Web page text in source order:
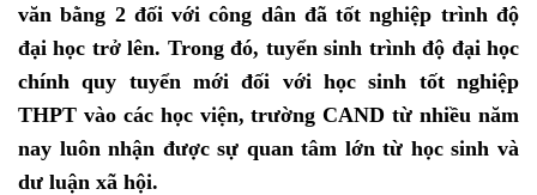
văn bằng 2 đối với công dân đã tốt nghiệp trình độ
đại học trở lên. Trong đó, tuyển sinh trình độ đại học
chính quy tuyển mới đối với học sinh tốt nghiệp
THPT vào các học viện, trường CAND từ nhiều năm
nay luôn nhận được sự quan tâm lớn từ học sinh và
dư luận xã hội.